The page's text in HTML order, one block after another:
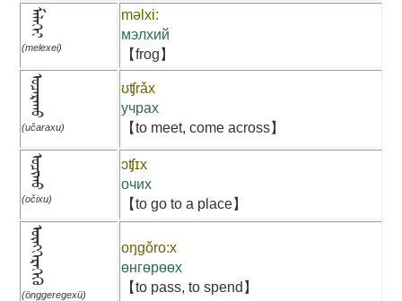
ᠮᠡᠯᠡᠬᠡᠢ
(melexei)
məlxi:
мэлхий
【frog】
ᠤᠴᠠᠷᠠᠬᠤ
(učaraxu)
ʊʧrǎx
учрах
【to meet, come across】
ᠣᠴᠢᠬᠤ
(očixu)
ɔʧɪx
очих
【to go to a place】
ᠥᠩᠭᠡᠷᠡᠭᠡᠬᠦ
(önggeregexü)
oŋgǒro:x
өнгөрөөх
【to pass, to spend】